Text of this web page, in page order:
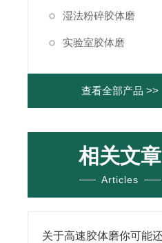
湿法粉碎胶体磨
实验室胶体磨
查看全部产品 >>
相关文章
Articles